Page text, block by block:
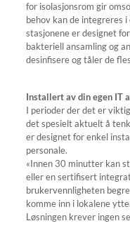
for isolasjonsrom gir
behov kan de integreres
stasjonene er designet
bakteriell ansamling og
desinfisere og tåler de
Installert av din egen IT
I perioder der det er
det spesielt aktuelt å
er designet for enkel
personale.
«Innen 30 minutter kan
eller en sertifisert
brukervennligheten
komme inn i lokalene
Løsningen krever ingen